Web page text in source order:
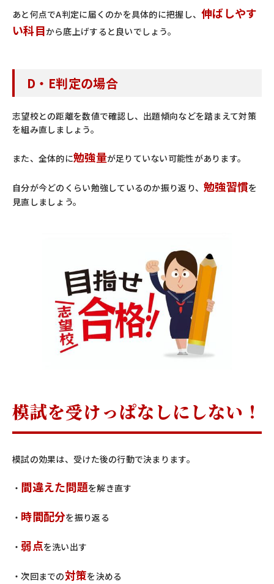
あと何点でA判定に届くのかを具体的に把握し、伸ばしやす
い科目から底上げすると良いでしょう。
D・E判定の場合
志望校との距離を数値で確認し、出題傾向などを踏まえて対策
を組み直しましょう。
また、全体的に勉強量が足りていない可能性があります。
自分が今どのくらい勉強しているのか振り返り、勉強習慣を
見直しましょう。
模試を受けっぱなしにしない！
模試の効果は、受けた後の行動で決まります。
・ 間違えた問題を解き直す
・ 時間配分を振り返る
・弱点を洗い出す
・次回までの対策を決める